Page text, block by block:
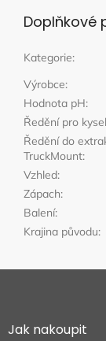
Doplňkové
Kategorie:
Výrobce:
Hodnota pH:
Ředění pro
Ředění do
TruckMount:
Vzhled:
Zápach:
Balení:
Krajina původu:
aJak nakoupit